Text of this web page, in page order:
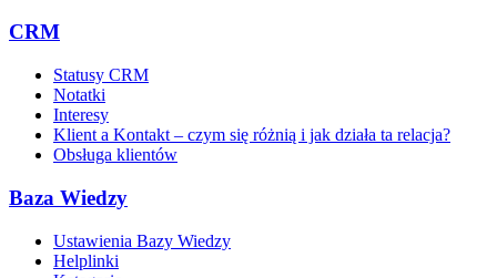
CRM
Statusy CRM
Notatki
Interesy
Klient a Kontakt – czym się różnią i jak działa ta relacja?
Obsługa klientów
Baza Wiedzy
Ustawienia Bazy Wiedzy
Helplinki